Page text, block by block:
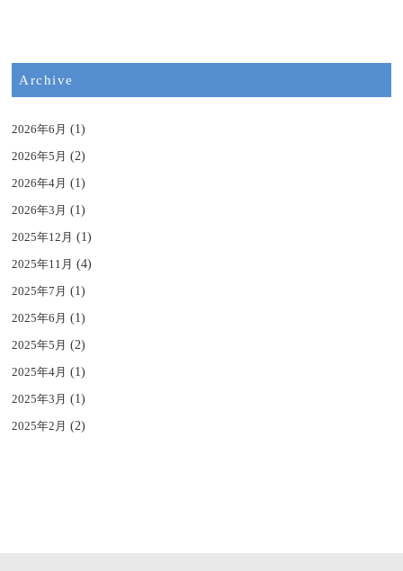
Archive
2026年6月 (1)
2026年5月 (2)
2026年4月 (1)
2026年3月 (1)
2025年12月 (1)
2025年11月 (4)
2025年7月 (1)
2025年6月 (1)
2025年5月 (2)
2025年4月 (1)
2025年3月 (1)
2025年2月 (2)